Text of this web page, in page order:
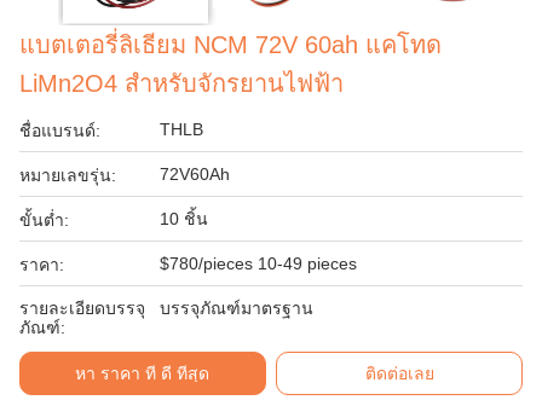
แบตเตอรี่ลิเธียม NCM 72V 60ah แคโทด
LiMn2O4 สำหรับจักรยานไฟฟ้า
ชื่อแบรนด์: THLB
หมายเลขรุ่น: 72V60Ah
ขั้นต่ำ: 10 ชิ้น
ราคา: $780/pieces 10-49 pieces
รายละเอียดบรรจุ
ภัณฑ์:
บรรจุภัณฑ์มาตรฐาน
หา ราคา ที่ ดี ที่สุด ติดต่อเลย